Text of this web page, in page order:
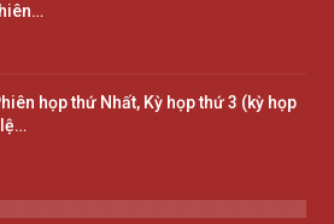
họp thứ Nhất, Kỳ họp thứ 3 (kỳ họp